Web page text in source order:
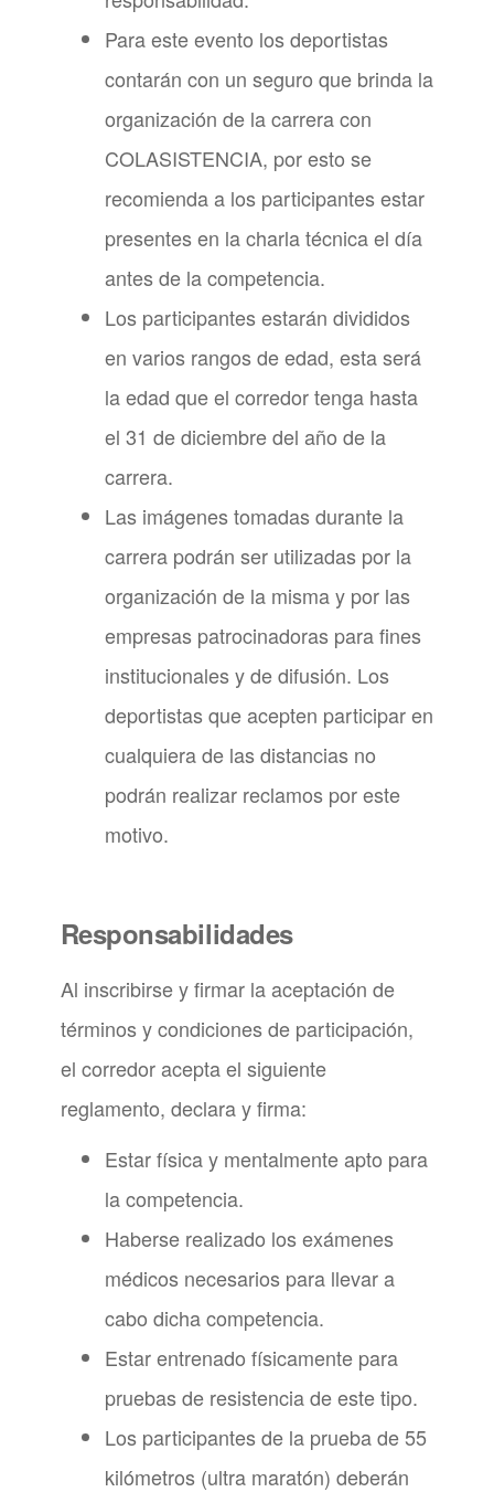
Para este evento los deportistas
contarán con un seguro que brinda la
organización de la carrera con
COLASISTENCIA, por esto se
recomienda a los participantes estar
presentes en la charla técnica el día
antes de la competencia.
Los participantes estarán divididos
en varios rangos de edad, esta será
la edad que el corredor tenga hasta
el 31 de diciembre del año de la
carrera.
Las imágenes tomadas durante la
carrera podrán ser utilizadas por la
organización de la misma y por las
empresas patrocinadoras para fines
institucionales y de difusión. Los
deportistas que acepten participar en
cualquiera de las distancias no
podrán realizar reclamos por este
motivo.
Responsabilidades
Al inscribirse y firmar la aceptación de
términos y condiciones de participación,
el corredor acepta el siguiente
reglamento, declara y firma:
Estar física y mentalmente apto para
la competencia.
Haberse realizado los exámenes
médicos necesarios para llevar a
cabo dicha competencia.
Estar entrenado físicamente para
pruebas de resistencia de este tipo.
Los participantes de la prueba de 55
kilómetros (ultra maratón) deberán